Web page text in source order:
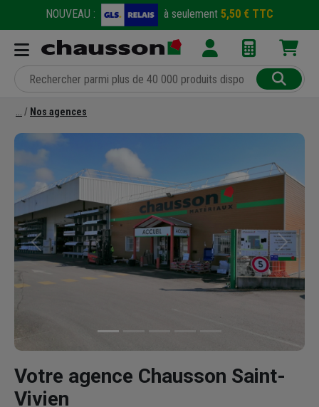
NOUVEAU : à seulement 5,50 € TTC
Nos agences
Précédent Suivant
Votre agence Chausson Saint-
Vivien